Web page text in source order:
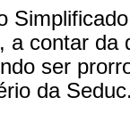
a contar da
ser
da